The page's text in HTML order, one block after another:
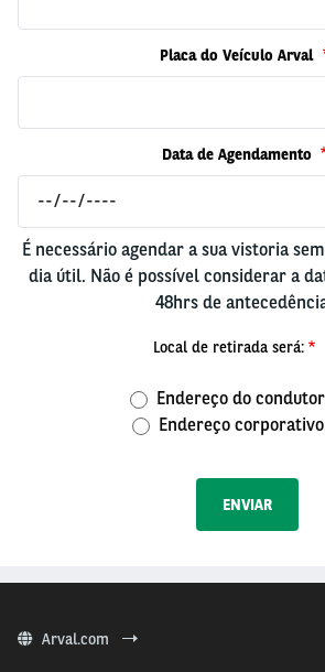
Placa do Veículo Arval
Data de Agendamento
É necessário agendar a sua vistoria
dia útil. Não é possível considerar a
48hrs de
Local de retirada será:
Endereço do condutor
Endereço corporativo
Arval.com